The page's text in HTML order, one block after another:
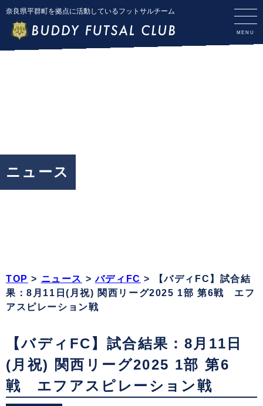
奈良県平群町を拠点に活動しているフットサルチーム
ニュース
TOP > ニュース >バディFC >
【バディFC】試合結
果：8月11日(月祝) 関西リーグ2025 1部 第6戦 エフ
アスピレーション戦
【バディFC】試合結果：8月11日
(月祝) 関西リーグ2025 1部 第6
戦 エフアスピレーション戦